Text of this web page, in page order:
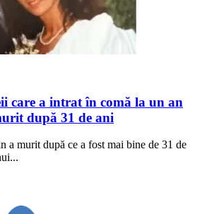
care a intrat în comă la un an
după 31 de ani
a murit după ce a fost mai bine de 31 de